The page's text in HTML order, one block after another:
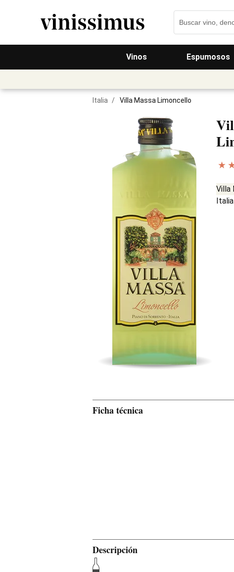
Vinos Espumosos
Italia / Villa Massa Limoncello
Villa
Italia
Ficha técnica
Descripción